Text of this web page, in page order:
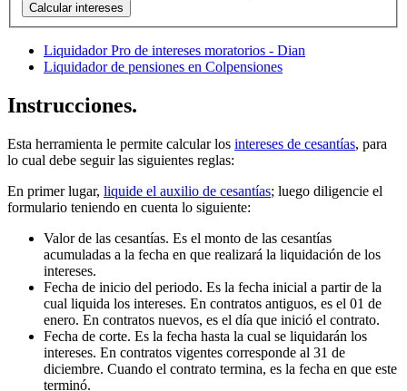
Calcular intereses
Liquidador Pro de intereses moratorios - Dian
Liquidador de pensiones en Colpensiones
Instrucciones.
Esta herramienta le permite calcular los intereses de cesantías, para
lo cual debe seguir las siguientes reglas:
En primer lugar, liquide el auxilio de cesantías; luego diligencie el
formulario teniendo en cuenta lo siguiente:
Valor de las cesantías. Es el monto de las cesantías
acumuladas a la fecha en que realizará la liquidación de los
intereses.
Fecha de inicio del periodo. Es la fecha inicial a partir de la
cual liquida los intereses. En contratos antiguos, es el 01 de
enero. En contratos nuevos, es el día que inició el contrato.
Fecha de corte. Es la fecha hasta la cual se liquidarán los
intereses. En contratos vigentes corresponde al 31 de
diciembre. Cuando el contrato termina, es la fecha en que este
terminó.